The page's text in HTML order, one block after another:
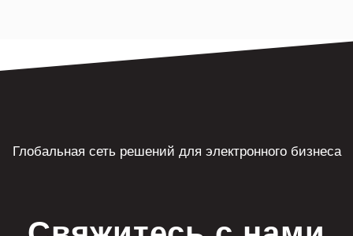
Глобальная сеть решений для электронного бизнеса